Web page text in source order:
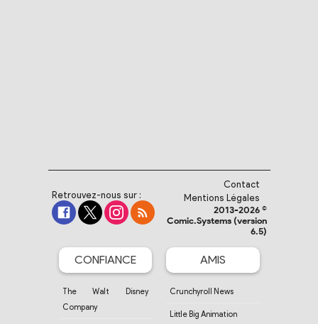
Retrouvez-nous sur :
Contact
Mentions Légales
2013-2026 ©
Comic.Systems (version
6.5)
CONFIANCE
The Walt Disney
Company
AMIS
Crunchyroll News
Little Big Animation